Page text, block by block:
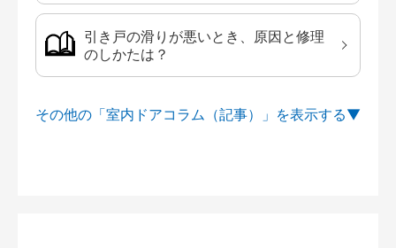
引き戸の滑りが悪いとき、原因と修理
のしかたは？
その他の「室内ドアコラム（記事）」を